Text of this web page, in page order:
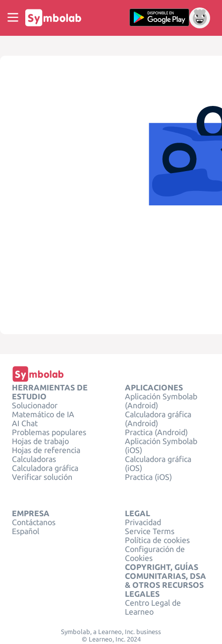
HERRAMIENTAS DE
ESTUDIO
Solucionador
Matemático de IA
AI Chat
Problemas populares
Hojas de trabajo
Hojas de referencia
Calculadoras
Calculadora gráfica
Verificar solución
APLICACIONES
Aplicación Symbolab
(Android)
Calculadora gráfica
(Android)
Practica (Android)
Aplicación Symbolab
(iOS)
Calculadora gráfica
(iOS)
Practica (iOS)
EMPRESA
Contáctanos
Español
LEGAL
Privacidad
Service Terms
Política de cookies
Configuración de
Cookies
COPYRIGHT, GUÍAS
COMUNITARIAS, DSA
& OTROS RECURSOS
LEGALES
Centro Legal de
Learneo
Symbolab, a Learneo, Inc. business
© Learneo, Inc. 2024